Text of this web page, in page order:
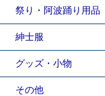
祭り・阿波踊り用品
紳士服
グッズ・小物
その他